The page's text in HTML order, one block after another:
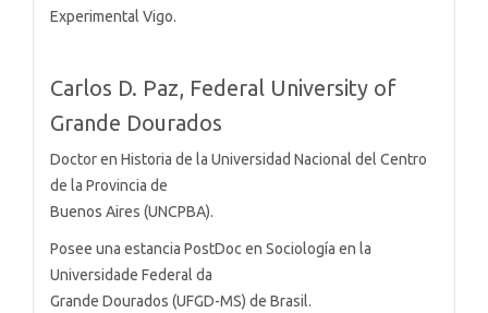
Experimental Vigo.
Carlos D. Paz, Federal University of
Grande Dourados
Doctor en Historia de la Universidad Nacional del Centro
de la Provincia de
Buenos Aires (UNCPBA).
Posee una estancia PostDoc en Sociología en la
Universidade Federal da
Grande Dourados (UFGD-MS) de Brasil.